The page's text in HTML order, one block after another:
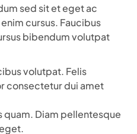
sed sit et eget ac
cursus. Faucibus
bibendum volutpat
volutpat. Felis
consectetur dui amet
quam. Diam pellentesque